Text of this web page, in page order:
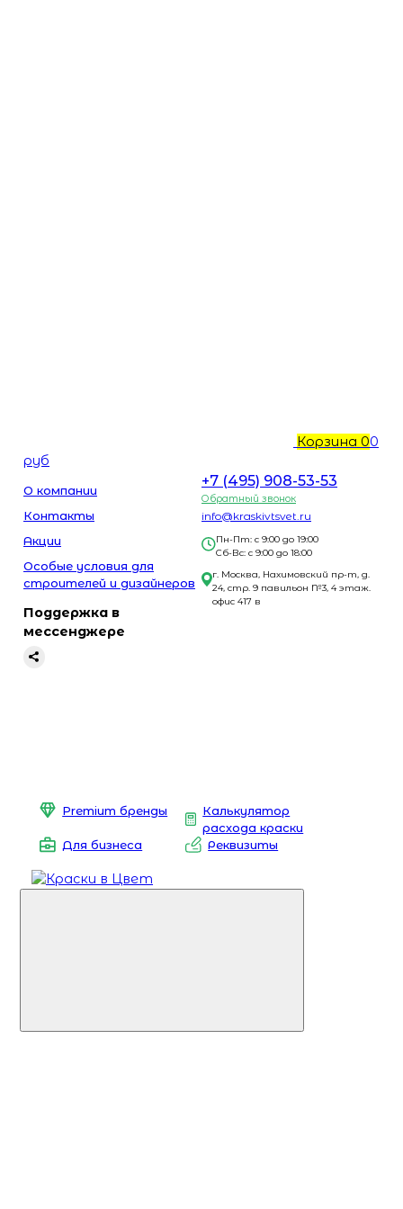
Корзина 00
руб
О компании
Контакты
Акции
Особые условия для
строителей и дизайнеров
Поддержка в
мессенджере
+7 (495) 908-53-53
Обратный звонок
info@kraskivtsvet.ru
Пн-Пт: с 9:00 до 19:00
Сб-Вс: с 9:00 до 18:00
г. Москва, Нахимовский пр-т, д.
24, стр. 9 павильон №3, 4 этаж.
офис 417 в
Premium бренды
Калькулятор
расхода краски
Для бизнеса
Реквизиты